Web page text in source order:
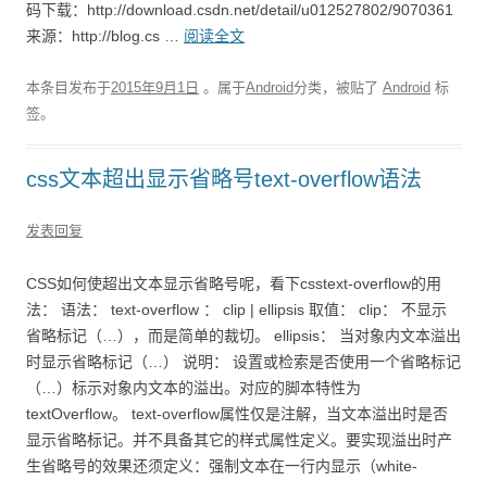
码下载：http://download.csdn.net/detail/u012527802/9070361
来源：http://blog.cs … 阅读全文
本条目发布于2015年9月1日 。属于Android分类，被贴了 Android 标
签。
css文本超出显示省略号text-overflow语法
发表回复
CSS如何使超出文本显示省略号呢，看下csstext-overflow的用
法： 语法： text-overflow ： clip | ellipsis 取值： clip： 不显示
省略标记（…），而是简单的裁切。 ellipsis： 当对象内文本溢出
时显示省略标记（…） 说明： 设置或检索是否使用一个省略标记
（…）标示对象内文本的溢出。对应的脚本特性为
textOverflow。 text-overflow属性仅是注解，当文本溢出时是否
显示省略标记。并不具备其它的样式属性定义。要实现溢出时产
生省略号的效果还须定义：强制文本在一行内显示（white-